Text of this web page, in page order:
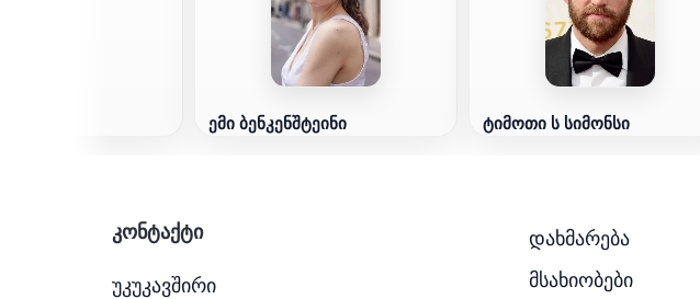
ემი ბენკენშტეინი ტიმოთი ს სიმონსი
კონტაქტი
უკუკავშირი
დახმარება
მსახიობები